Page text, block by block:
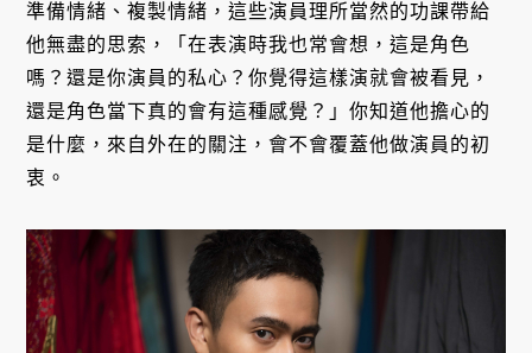
準備情緒、複製情緒，這些演員理所當然的功課帶給
他無盡的思索，「在表演時我也常會想，這是角色
嗎？還是你演員的私心？你覺得這樣演就會被看見，
還是角色當下真的會有這種感覺？」你知道他擔心的
是什麼，來自外在的關注，會不會覆蓋他做演員的初
衷。